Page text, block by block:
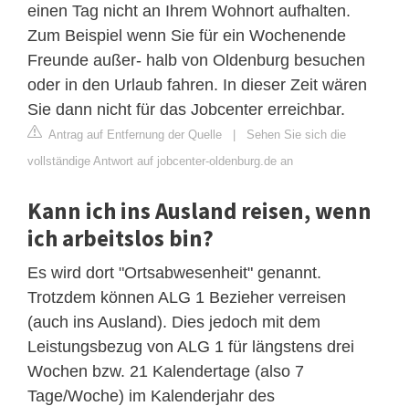
einen Tag nicht an Ihrem Wohnort aufhalten.
Zum Beispiel wenn Sie für ein Wochenende
Freunde außer- halb von Oldenburg besuchen
oder in den Urlaub fahren. In dieser Zeit wären
Sie dann nicht für das Jobcenter erreichbar.
Antrag auf Entfernung der Quelle | Sehen Sie sich die
vollständige Antwort auf jobcenter-oldenburg.de an
Kann ich ins Ausland reisen, wenn
ich arbeitslos bin?
Es wird dort "Ortsabwesenheit" genannt.
Trotzdem können ALG 1 Bezieher verreisen
(auch ins Ausland). Dies jedoch mit dem
Leistungsbezug von ALG 1 für längstens drei
Wochen bzw. 21 Kalendertage (also 7
Tage/Woche) im Kalenderjahr des